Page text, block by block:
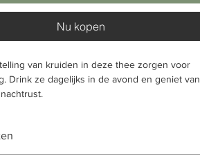
Nu kopen
van kruiden in deze thee zorgen voor
Drink ze dagelijks in de avond en geniet van